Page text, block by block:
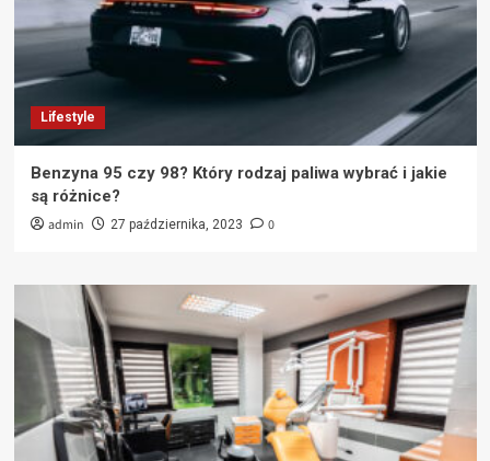
Lifestyle
Benzyna 95 czy 98? Który rodzaj paliwa wybrać i jakie
są różnice?
admin 27 października, 2023 0